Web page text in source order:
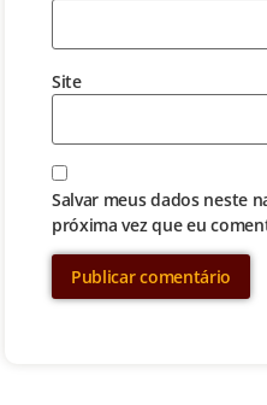
Site
Salvar meus dados neste
próxima vez que eu